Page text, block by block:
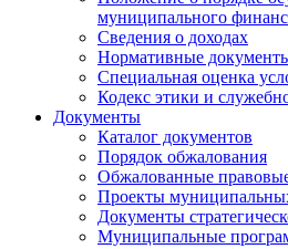
муниципального
Сведения о доходах
Нормативные
Специальная оценка
Кодекс этики и
Документы
Каталог документов
Порядок обжалования
Обжалованные
Проекты
Документы
Муниципальные